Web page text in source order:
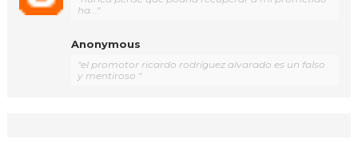
ha..."
Anonymous
"el promotor ricardo rodríguez alvarado es un falso
y mentiroso "